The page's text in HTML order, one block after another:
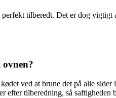
tilberedt. Det er dog vigtigt
ved at brune det på alle
efter tilberedning, så saftigheden